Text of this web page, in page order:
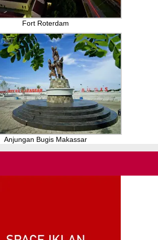
Fort Roterdam
Anjungan Bugis Makassar